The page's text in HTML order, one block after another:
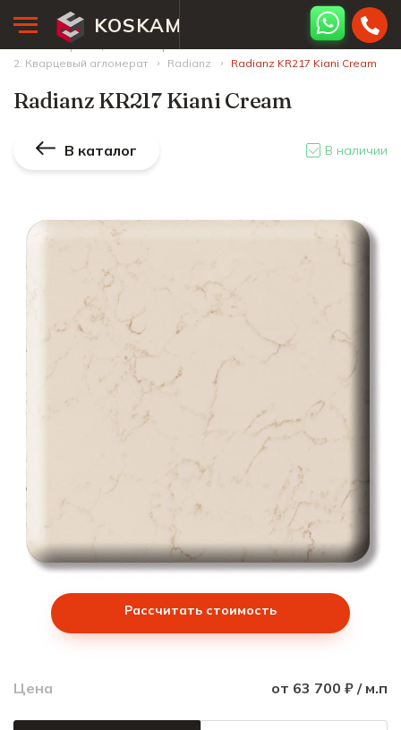
KOSKAM
Главная страница
2. Кварцевый агломерат
Radianz Radianz KR217 Kiani Cream
Radianz KR217 Kiani Cream
В каталог В наличии
Рассчитать стоимость
Цена от 63 700 ₽ / м.п